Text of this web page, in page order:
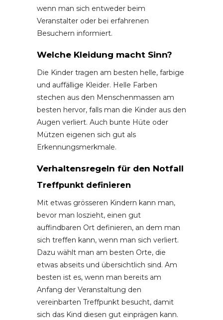
wenn man sich entweder beim
Veranstalter oder bei erfahrenen
Besuchern informiert.
Welche Kleidung macht Sinn?
Die Kinder tragen am besten helle, farbige
und auffällige Kleider. Helle Farben
stechen aus den Menschenmassen am
besten hervor, falls man die Kinder aus den
Augen verliert. Auch bunte Hüte oder
Mützen eigenen sich gut als
Erkennungsmerkmale.
Verhaltensregeln für den Notfall
Treffpunkt definieren
Mit etwas grösseren Kindern kann man,
bevor man loszieht, einen gut
auffindbaren Ort definieren, an dem man
sich treffen kann, wenn man sich verliert.
Dazu wählt man am besten Orte, die
etwas abseits und übersichtlich sind. Am
besten ist es, wenn man bereits am
Anfang der Veranstaltung den
vereinbarten Treffpunkt besucht, damit
sich das Kind diesen gut einprägen kann.